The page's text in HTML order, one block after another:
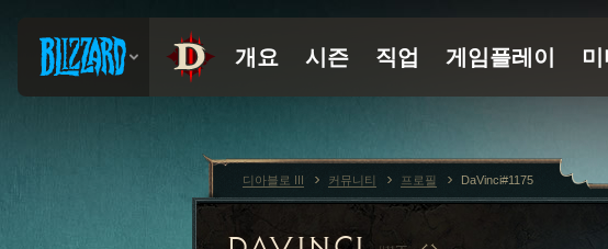
디아블로 III 커뮤니티 프로필 DaVinci#1175